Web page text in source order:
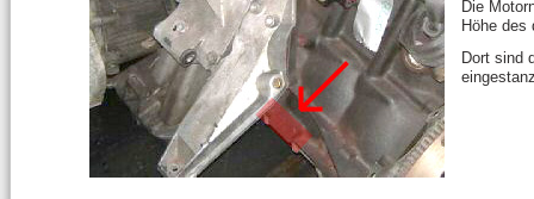
Die
Höhe des
Dort sind